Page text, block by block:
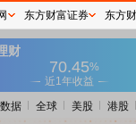
数据 全球 美股 港股
东方财富证券 东方